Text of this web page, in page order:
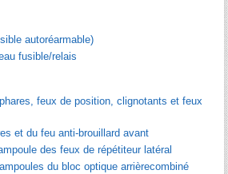
autoréarmable)
fusible/relais
feux de position, clignotants et feux
et du feu anti-brouillard avant
des feux de répétiteur latéral
du bloc optique arrièrecombiné